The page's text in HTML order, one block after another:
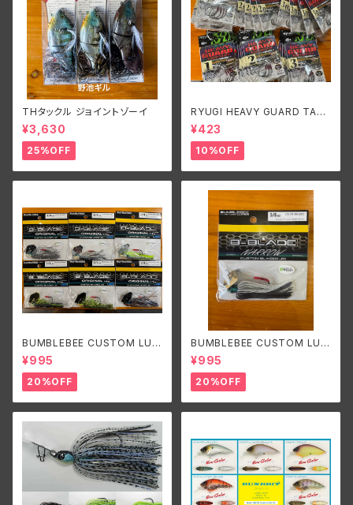
THタックル ジョイントゾーイ
¥3,630
25%OFF
RYUGI HEAVY GUARD TALI
SMAN/リューギ ヘビーガードタ
リズマン
¥423
10%OFF
BUMBLEBEE CUSTOM LUR
ES B-BLADE ORIGINAL 1/4
oz/バンブルビーカスタムルアー
ズ ビーブレードオリジナル1/4o
z
¥995
20%OFF
BUMBLEBEE CUSTOM LUR
ES B-BLADE NARROW 3/8o
z バンブルビーカスタムルアーズ
ビーブレードナロー 3/8oz
¥995
20%OFF